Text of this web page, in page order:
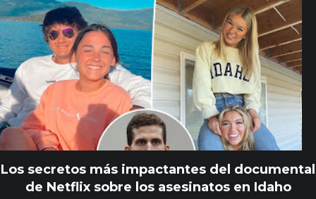
Los secretos más impactantes del documental
de Netflix sobre los asesinatos en Idaho